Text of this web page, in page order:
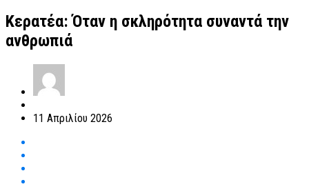
Κερατέα: Όταν η σκληρότητα συναντά την
ανθρωπιά
11 Απριλίου 2026